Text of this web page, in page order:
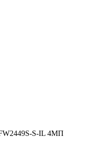
S-IL 4МП